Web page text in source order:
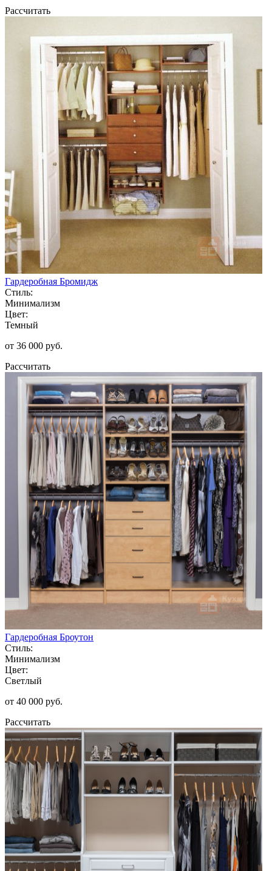
Рассчитать
Гардеробная Бромидж
Стиль:
Минимализм
Цвет:
Темный
от 36 000 руб.
Рассчитать
Гардеробная Броутон
Стиль:
Минимализм
Цвет:
Светлый
от 40 000 руб.
Рассчитать